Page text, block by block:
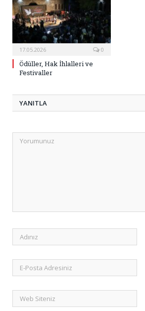
17.05.2026 0
Ödüller, Hak İhlalleri ve
Festivaller
YANITLA